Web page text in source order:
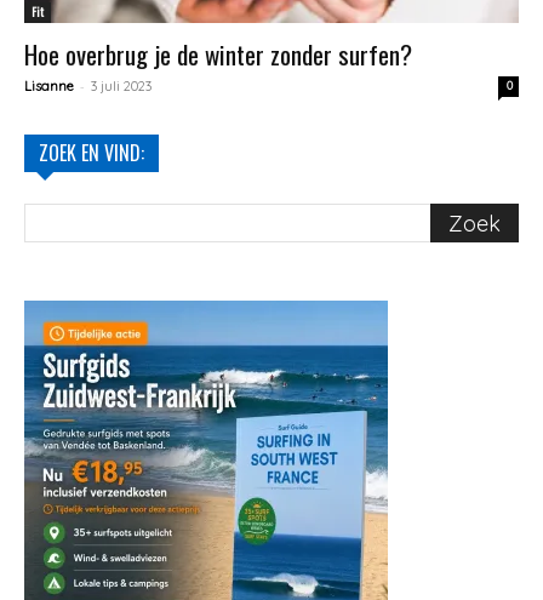
Fit
Hoe overbrug je de winter zonder surfen?
Lisanne - 3 juli 2023 0
ZOEK EN VIND: